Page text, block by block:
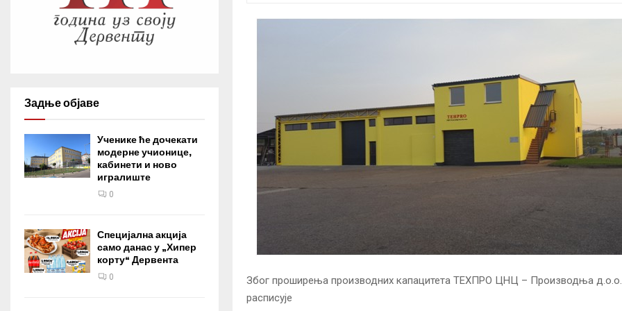
Због проширења производних капацитета ТЕХПРО ЦНЦ – Производња
расписује
Задње објаве
Ученике ће дочекати
модерне учионице,
кабинети и ново
игралиште
0
Специјална акција
само данас у „Хипер
корту“ Дервента
0